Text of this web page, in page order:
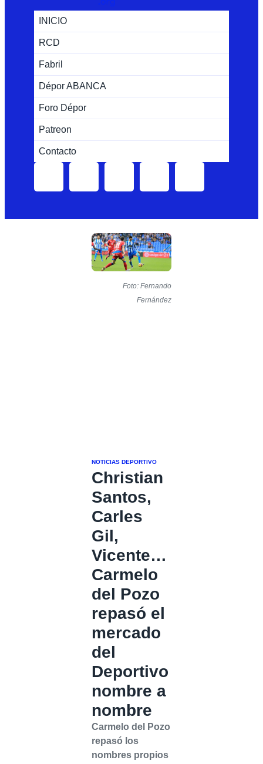
INICIO
RCD
Fabril
Dépor ABANCA
Foro Dépor
Patreon
Contacto
Foto: Fernando
Fernández
NOTICIAS DEPORTIVO
Christian
Santos,
Carles
Gil,
Vicente…
Carmelo
del Pozo
repasó el
mercado
del
Deportivo
nombre a
nombre
Carmelo del Pozo
repasó los
nombres propios